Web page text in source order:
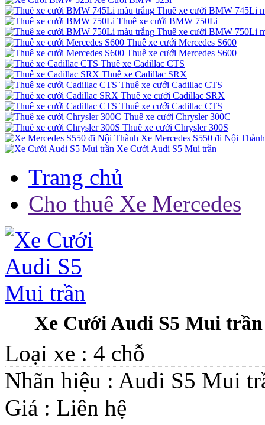
Thuê xe cưới BMW 745Li
Thuê xe cưới BMW 750Li
Thuê xe cưới BMW 750Li
Thuê xe cưới Mercedes S600
Thuê xe cưới Mercedes S600
Thuê xe Cadillac CTS
Thuê xe Cadillac SRX
Thuê xe cưới Cadillac CTS
Thuê xe cưới Cadillac SRX
Thuê xe cưới Cadillac CTS
Thuê xe cưới Chrysler 300C
Thuê xe cưới Chrysler 300S
Xe Mercedes S550 đi Nội Thành
Xe Cưới Audi S5 Mui trần
Trang chủ
Cho thuê Xe Mercedes
Xe Cưới Audi S5 Mui trần
Loại xe : 4 chỗ
Nhãn hiệu : Audi S5 Mui
Giá : Liên hệ